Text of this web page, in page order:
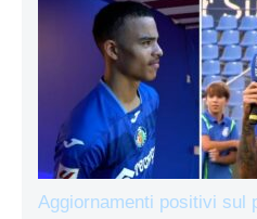
Aggiornamenti positivi sul